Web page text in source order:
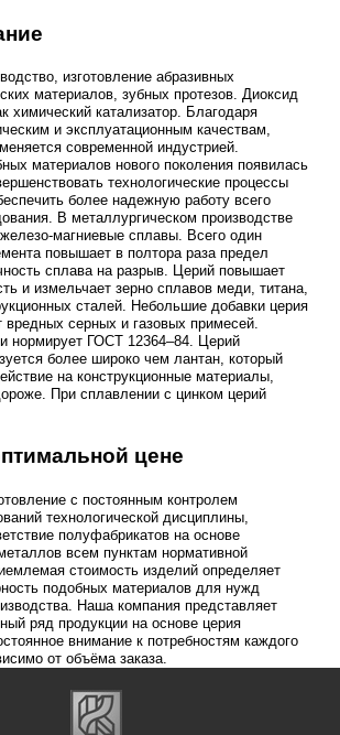
изготовление абразивных
материалов, зубных протезов. Диоксид
химический катализатор. Благодаря
и эксплуатационным качествам,
современной индустрией.
материалов нового поколения появилась
технологические процессы
более надежную работу всего
В металлургическом производстве
магниевые сплавы. Всего один
повышает в полтора раза предел
сплава на разрыв. Церий повышает
и измельчает зерно сплавов меди, титана,
сталей. Небольшие добавки церия
серных и газовых примесей.
нормирует ГОСТ 12364–84. Церий
более широко чем лантан, который
на конструкционные материалы,
При сплавлении с цинком церий
цене
с постоянным контролем
технологической дисциплины,
полуфабрикатов на основе
всем пунктам нормативной
стоимость изделий определяет
подобных материалов для нужд
Наша компания представляет
ряд продукции на основе церия
внимание к потребностям каждого
от объёма заказа.